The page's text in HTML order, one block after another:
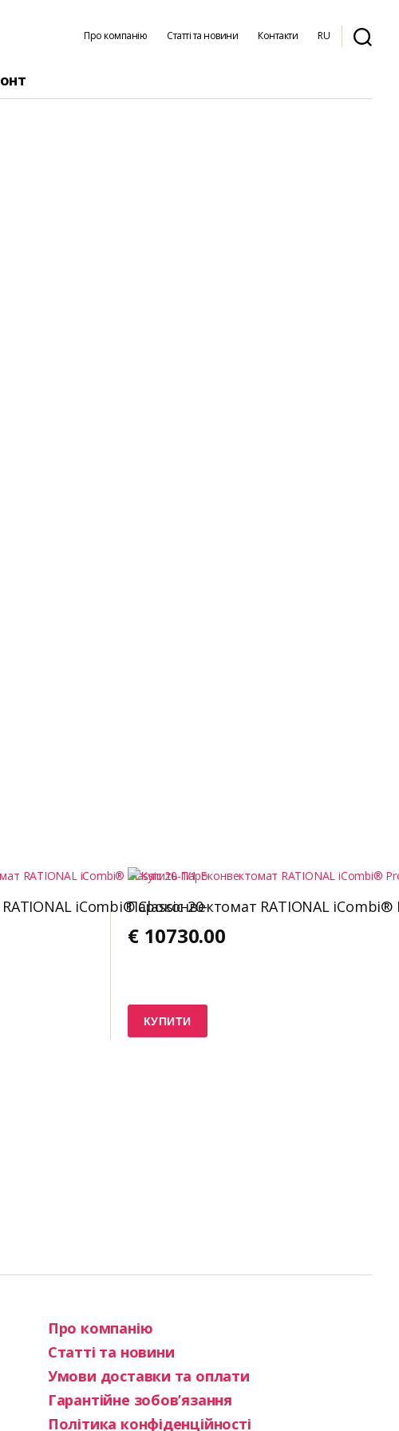
Про компанію Статті та новини Контакти RU
iCombi® Classic 20-
Пароконвектомат RATIONAL iCombi®
€ 10730.00
КУПИТИ
Про компанію
Статті та новини
Умови доставки та оплати
Гарантійне зобов’язання
Політика конфіденційності